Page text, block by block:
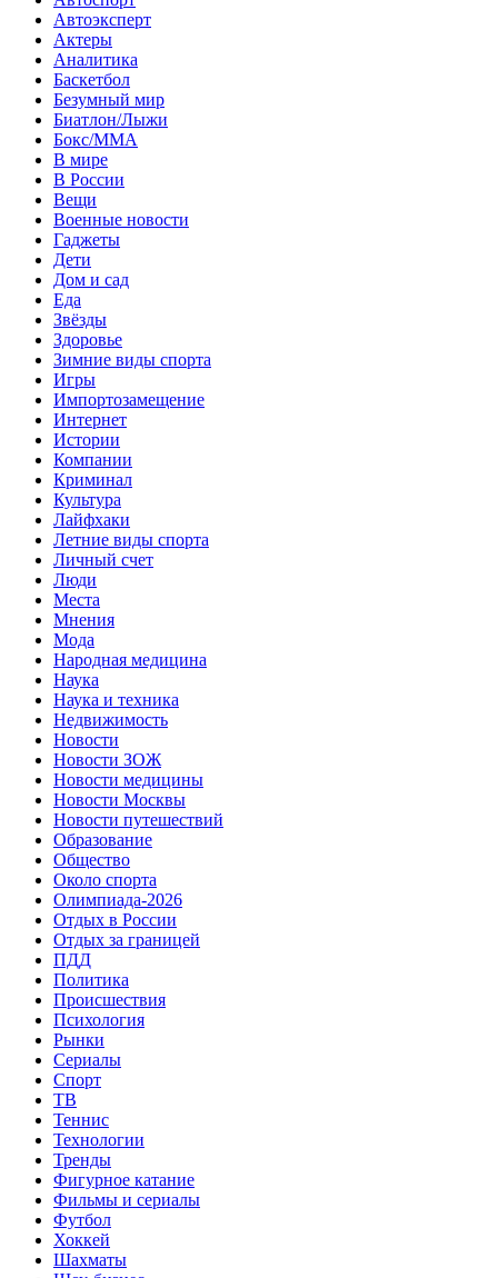
Автоэксперт
Актеры
Аналитика
Баскетбол
Безумный мир
Биатлон/Лыжи
Бокс/MMA
В мире
В России
Вещи
Военные новости
Гаджеты
Дети
Дом и сад
Еда
Звёзды
Здоровье
Зимние виды спорта
Игры
Импортозамещение
Интернет
Истории
Компании
Криминал
Культура
Лайфхаки
Летние виды спорта
Личный счет
Люди
Места
Мнения
Мода
Народная медицина
Наука
Наука и техника
Недвижимость
Новости
Новости ЗОЖ
Новости медицины
Новости Москвы
Новости путешествий
Образование
Общество
Около спорта
Олимпиада-2026
Отдых в России
Отдых за границей
ПДД
Политика
Происшествия
Психология
Рынки
Сериалы
Спорт
ТВ
Теннис
Технологии
Тренды
Фигурное катание
Фильмы и сериалы
Футбол
Хоккей
Шахматы